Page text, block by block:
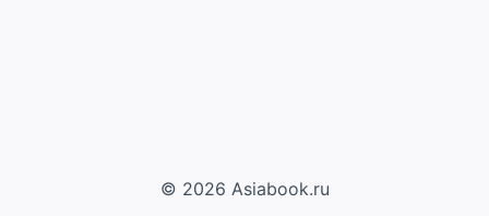
© 2026 Asiabook.ru